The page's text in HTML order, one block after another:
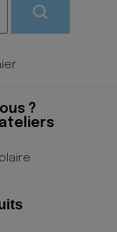
?
ateliers